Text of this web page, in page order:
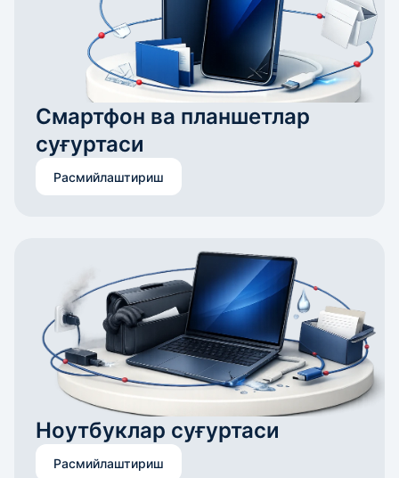
Смартфон ва планшетлар
суғуртаси
Расмийлаштириш
Ноутбуклар суғуртаси
Расмийлаштириш